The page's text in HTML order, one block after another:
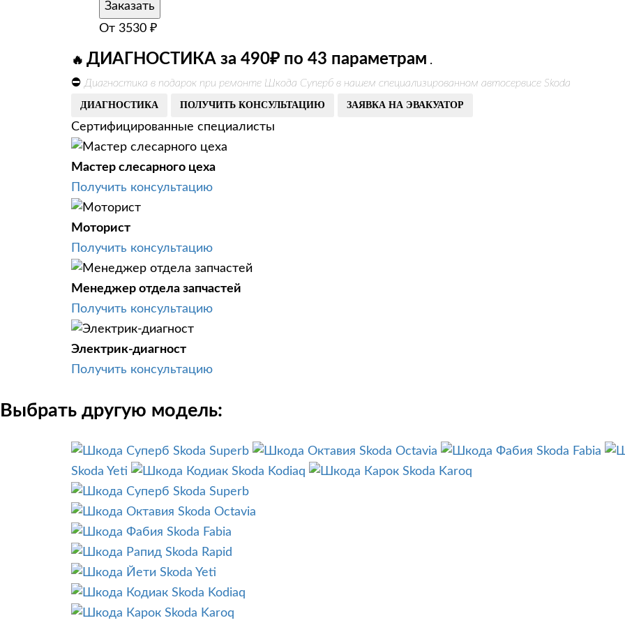
Заказать
От 3530 ₽
🔥 ДИАГНОСТИКА за 490₽ по 43 параметрам .
⛔ Диагностика в подарок при ремонте Шкода Суперб в нашем специализированном автосервисе Skoda
ДИАГНОСТИКА ПОЛУЧИТЬ КОНСУЛЬТАЦИЮ ЗАЯВКА НА ЭВАКУАТОР
Сертифицированные специалисты
Мастер слесарного цеха
Получить консультацию
Моторист
Получить консультацию
Менеджер отдела запчастей
Получить консультацию
Электрик-диагност
Получить консультацию
Выбрать другую модель:
Skoda Superb Skoda Octavia
Skoda Fabia
Skoda Yeti
Skoda Kodiaq
Skoda Karoq
Skoda Superb
Skoda Octavia
Skoda Fabia
Skoda Rapid
Skoda Yeti
Skoda Kodiaq
Skoda Karoq